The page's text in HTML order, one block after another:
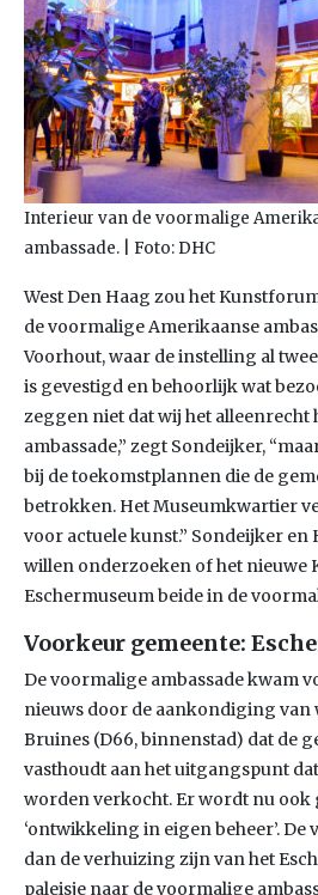
Interieur van de voormalige
ambassade. | Foto: DHC
West Den Haag zou het
de voormalige Amerikaanse
Voorhout, waar de instelling al
is gevestigd en behoorlijk wat
zeggen niet dat wij het alleenrecht
ambassade,” zegt Sondeijker,
bij de toekomstplannen die de
betrokken. Het Museumkwartier
voor actuele kunst.” Sondeijker
willen onderzoeken of het nieuwe
Eschermuseum beide in de
Voorkeur gemeente:
De voormalige ambassade kwam
nieuws door de aankondiging van
Bruines (D66, binnenstad) dat de
vasthoudt aan het uitgangspunt
worden verkocht. Er wordt nu ook
‘ontwikkeling in eigen beheer’.
dan de verhuizing zijn van het
paleisje naar de voormalige